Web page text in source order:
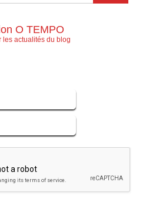
O TEMPO
les actualités du blog